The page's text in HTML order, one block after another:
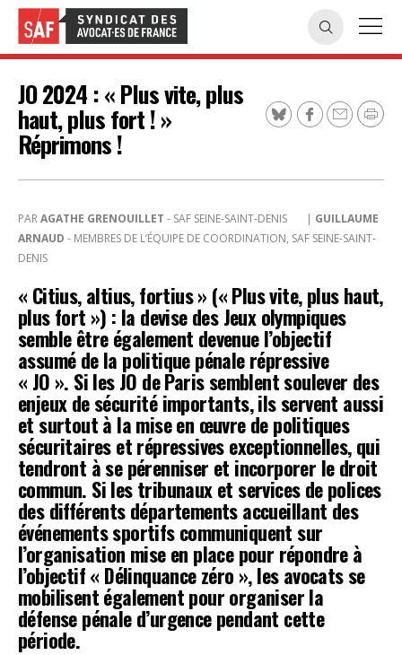
JO 2024 : « Plus vite, plus
haut, plus fort ! »
Réprimons !
PARAGATHE GRENOUILLET - SAF SEINE-SAINT-DENIS | GUILLAUME
ARNAUD - MEMBRES DE L’ÉQUIPE DE COORDINATION, SAF SEINE-SAINT-
DENIS
« Citius, altius, fortius » (« Plus vite, plus haut,
plus fort ») : la devise des Jeux olympiques
semble être également devenue l’objectif
assumé de la politique pénale répressive
« JO ». Si les JO de Paris semblent soulever des
enjeux de sécurité importants, ils servent aussi
et surtout à la mise en œuvre de politiques
sécuritaires et répressives exceptionnelles, qui
tendront à se pérenniser et incorporer le droit
commun. Si les tribunaux et services de polices
des différents départements accueillant des
événements sportifs communiquent sur
l’organisation mise en place pour répondre à
l’objectif « Délinquance zéro », les avocats se
mobilisent également pour organiser la
défense pénale d’urgence pendant cette
période.